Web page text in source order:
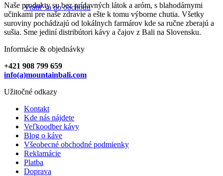
Vrátiť sa do obchodu
Naše produkty su bez prídavných látok a aróm, s blahodárnymi
učinkami pre naše zdravie a ešte k tomu výborne chutia. Všetky
suroviny pochádzajú od lokálnych farmárov kde sa ručne zberajú a
sušia. Sme jediní distribútori kávy a čajov z Bali na Slovensku.
Informácie & objednávky
+421 908 799 659
info(a)mountainbali.com
Užitočné odkazy
Kontakt
Kde nás nájdete
Veľkoodber kávy
Blog o káve
Všeobecné obchodné podmienky
Reklamácie
Platba
Doprava